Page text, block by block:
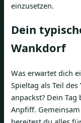
einzusetzen.
Dein
Wankdorf
Was erwartet dich
Spieltag als Teil des
anpackst? Dein
Anpfiff.